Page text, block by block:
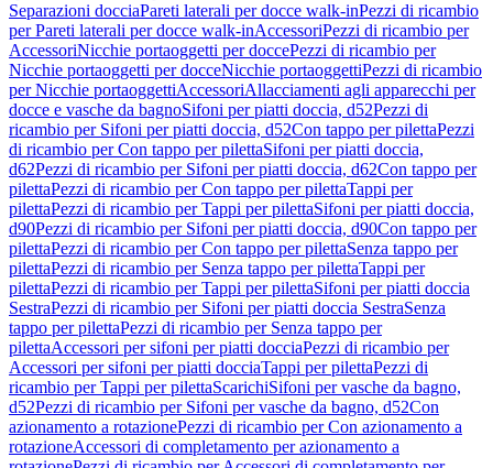
Separazioni docciaPareti laterali per docce walk-inPezzi di ricambio
per Pareti laterali per docce walk-inAccessoriPezzi di ricambio per
AccessoriNicchie portaoggetti per doccePezzi di ricambio per
Nicchie portaoggetti per docceNicchie portaoggettiPezzi di ricambio
per Nicchie portaoggettiAccessoriAllacciamenti agli apparecchi per
docce e vasche da bagnoSifoni per piatti doccia, d52Pezzi di
ricambio per Sifoni per piatti doccia, d52Con tappo per pilettaPezzi
di ricambio per Con tappo per pilettaSifoni per piatti doccia,
d62Pezzi di ricambio per Sifoni per piatti doccia, d62Con tappo per
pilettaPezzi di ricambio per Con tappo per pilettaTappi per
pilettaPezzi di ricambio per Tappi per pilettaSifoni per piatti doccia,
d90Pezzi di ricambio per Sifoni per piatti doccia, d90Con tappo per
pilettaPezzi di ricambio per Con tappo per pilettaSenza tappo per
pilettaPezzi di ricambio per Senza tappo per pilettaTappi per
pilettaPezzi di ricambio per Tappi per pilettaSifoni per piatti doccia
SestraPezzi di ricambio per Sifoni per piatti doccia SestraSenza
tappo per pilettaPezzi di ricambio per Senza tappo per
pilettaAccessori per sifoni per piatti docciaPezzi di ricambio per
Accessori per sifoni per piatti docciaTappi per pilettaPezzi di
ricambio per Tappi per pilettaScarichiSifoni per vasche da bagno,
d52Pezzi di ricambio per Sifoni per vasche da bagno, d52Con
azionamento a rotazionePezzi di ricambio per Con azionamento a
rotazioneAccessori di completamento per azionamento a